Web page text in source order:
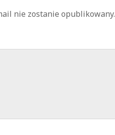
nie zostanie opublikowany.